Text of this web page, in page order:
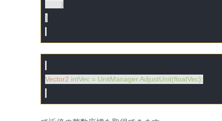
}
Vector2 intVec = UnitManager.AdjustUnit(floatVec);